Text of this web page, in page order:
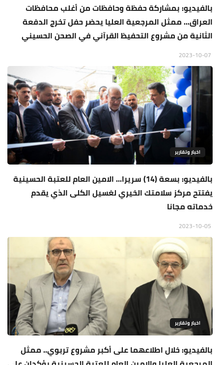
بالفيديو: بمشاركة حفظة وحافظات من أغلب محافظات
العراق... ممثل المرجعية العليا يحضر حفل تخرج الدفعة
الثانية من مشروع التحفيظ القرآني في الصحن الحسيني
اخبار وتقارير
بالفيديو: بسعة (14) سريرا... الامين العام للعتبة الحسينية
يفتتح مركز سلامتك الخيري لغسيل الكلى الذي يقدم
خدماته مجانا
اخبار وتقارير
بالفيديو: خلال اطلاعهما على أكبر مشروع تربوي.. ممثل